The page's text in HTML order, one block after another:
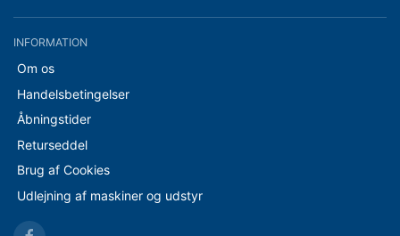
INFORMATION
Om os
Handelsbetingelser
Åbningstider
Returseddel
Brug af Cookies
Udlejning af maskiner og udstyr